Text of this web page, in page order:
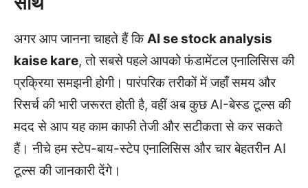
अगर आप जानना चाहते हैं किAI se stock analysis
kaise kare, तो सबसे पहले आपको फंडामेंटल एनालिसिस की
प्रक्रिया समझनी होगी। पारंपरिक तरीकों में जहाँ समय और
रिसर्च की भारी जरूरत होती है, वहीं अब कुछ AI-बेस्ड टूल्स की
मदद से आप यह काम काफी तेजी और सटीकता से कर सकते
हैं। नीचे हम स्टेप-बाय-स्टेप एनालिसिस और चार बेहतरीन AI
टूल्स की जानकारी देंगे।